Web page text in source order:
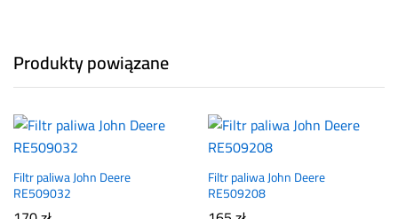
Produkty powiązane
Filtr paliwa John Deere
RE509032
Filtr paliwa John Deere
RE509208